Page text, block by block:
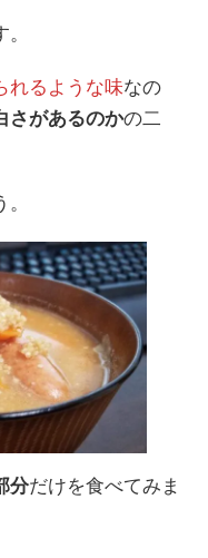
れるような味なの
さがあるのかの二
分だけを食べてみま